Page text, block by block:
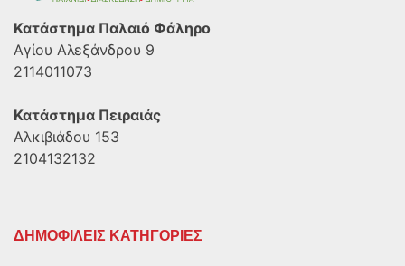
Κατάστημα Παλαιό Φάληρο
Αγίου Αλεξάνδρου 9
2114011073
Κατάστημα Πειραιάς
Αλκιβιάδου 153
2104132132
ΔΗΜΟΦΙΛΕΙΣ ΚΑΤΗΓΟΡΙΕΣ